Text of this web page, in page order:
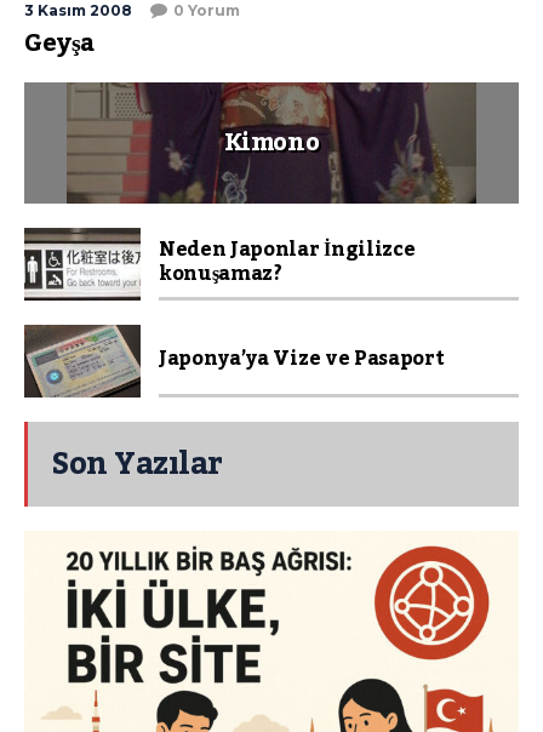
3 Kasım 2008 0 Yorum
Geyşa
Kimono
Neden Japonlar İngilizce
konuşamaz?
Japonya’ya Vize ve Pasaport
Son Yazılar